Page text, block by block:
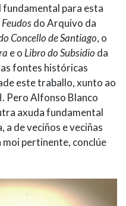
para esta
do Arquivo da
Concello de Santiago, o
e o Libro do Subsidio da
fontes históricas
este traballo, xunto ao
Pero Alfonso Blanco
axuda fundamental
de veciños e veciñas
pertinente, conclúe